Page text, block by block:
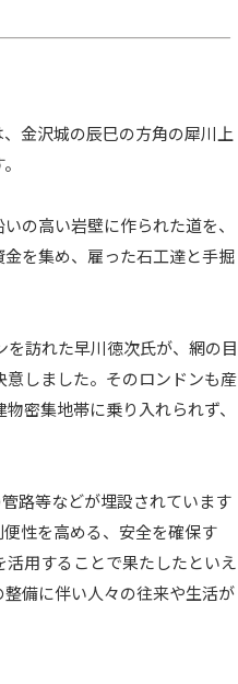
金沢城の辰巳の方角の犀川上
の高い岩壁に作られた道を、
を集め、雇った石工達と手掘
訪れた早川徳次氏が、網の目
しました。そのロンドンも産
密集地帯に乗り入れられず、
路等などが埋設されています
性を高める、安全を確保す
用することで果たしたといえ
備に伴い人々の往来や生活が